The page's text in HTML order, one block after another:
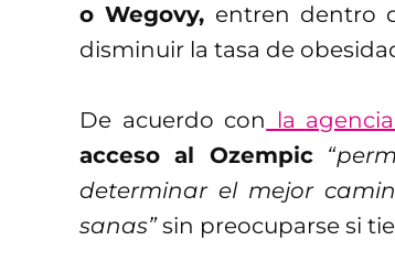
o Wegovy, entren dentro
disminuir la tasa de
De acuerdo con la
acceso al Ozempic
determinar el mejor
sanas”sin preocuparse si